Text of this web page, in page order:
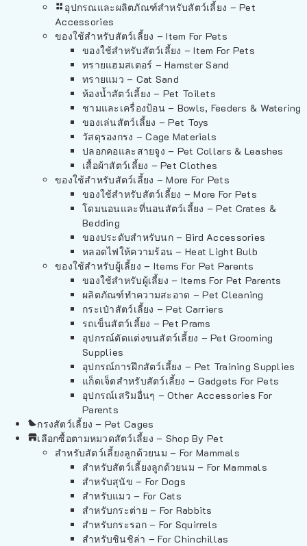
อุปกรณและผลิตภัณฑ์สำหรับสัตว์เลี้ยง – Pet
Accessories
ของใช้สำหรับสัตว์เลี้ยง – Item For Pets
ของใช้สำหรับสัตว์เลี้ยง – Item For Pets
ทรายแฮมสเตอร์ – Hamster Sand
ทรายแมว – Cat Sand
ห้องน้ำสัตว์เลี้ยง – Pet Toilets
ชามและเครื่องป้อน – Bowls, Feeders & Watering
ของเล่นสัตว์เลี้ยง – Pet Toys
วัสดุรองกรง – Cage Materials
ปลอกคอและสายจูง – Pet Collars & Leashes
เสื้อผ้าสัตว์เลี้ยง – Pet Clothes
ของใช้สำหรับสัตว์เลี้ยง – More For Pets
ของใช้สำหรับสัตว์เลี้ยง – More For Pets
โดมนอนและที่นอนสัตว์เลี้ยง – Pet Crates &
Bedding
ของประดับสำหรับนก – Bird Accessories
หลอดไฟให้ความร้อน – Heat Light Bulb
ของใช้สำหรับผู้เลี้ยง – Items For Pet Parents
ของใช้สำหรับผู้เลี้ยง – Items For Pet Parents
ผลิตภัณฑ์ทำความสะอาด – Pet Cleaning
กระเป๋าสัตว์เลี้ยง – Pet Carriers
รถเข็นสัตว์เลี้ยง – Pet Prams
อุปกรณ์ตัดแต่งขนสัตว์เลี้ยง – Pet Grooming
Supplies
อุปกรณ์การฝึกสัตว์เลี้ยง – Pet Training Supplies
แก็ดเจ็ตสำหรับสัตว์เลี้ยง – Gadgets For Pets
อุปกรณ์เสริมอื่นๆ – Other Accessories For
Parents
กรงสัตว์เลี้ยง – Pet Cages
เลือกซื้อตามหมวดสัตว์เลี้ยง – Shop By Pet
สำหรับสัตว์เลี้ยงลูกด้วยนม – For Mammals
สำหรับสัตว์เลี้ยงลูกด้วยนม – For Mammals
สำหรับสุนัข – For Dogs
สำหรับแมว – For Cats
สำหรับกระต่าย – For Rabbits
สำหรับกระรอก – For Squirrels
สำหรับชินชิล่า – For Chinchillas